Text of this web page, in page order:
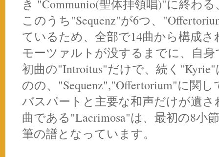
き "Communio(聖体拝領唱)"に終わ
このうち"Sequenz"が6つ、
ているため、全部で14曲から構成
モーツァルトが没するまでに、自
初曲の"Introitus"だけで、続く
のの、"Sequenz","Offertorium"に関
バスパートと主要な和声だけが遺さ
曲である"Lacrimosa"は、最初の8小
筆の譜となっています。